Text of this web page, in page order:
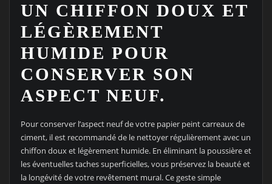
UN CHIFFON DOUX ET
LÉGÈREMENT
HUMIDE POUR
CONSERVER SON
ASPECT NEUF.
Pour conserver l’aspect neuf de votre papier peint carreaux de
ciment, il est recommandé de le nettoyer régulièrement avec un
chiffon doux et légèrement humide. En éliminant la poussière et
les éventuelles taches superficielles, vous préservez la beauté et
la longévité de votre revêtement mural. Ce geste simple